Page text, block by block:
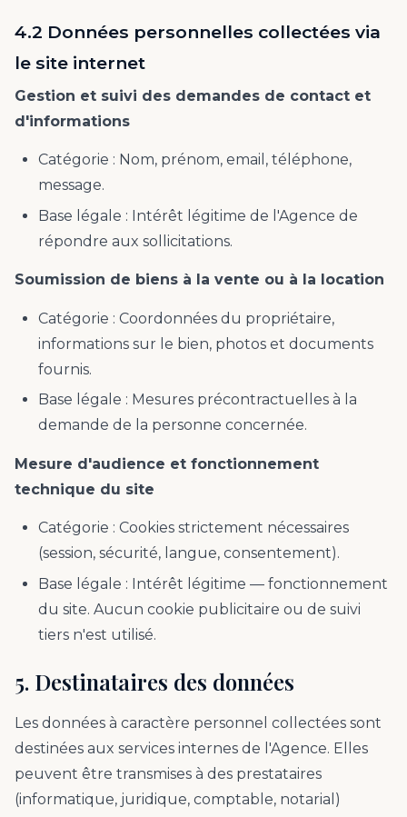
4.2 Données personnelles collectées via
le site internet
Gestion et suivi des demandes de contact et
d'informations
Catégorie : Nom, prénom, email, téléphone,
message.
Base légale : Intérêt légitime de l'Agence de
répondre aux sollicitations.
Soumission de biens à la vente ou à la location
Catégorie : Coordonnées du propriétaire,
informations sur le bien, photos et documents
fournis.
Base légale : Mesures précontractuelles à la
demande de la personne concernée.
Mesure d'audience et fonctionnement
technique du site
Catégorie : Cookies strictement nécessaires
(session, sécurité, langue, consentement).
Base légale : Intérêt légitime — fonctionnement
du site. Aucun cookie publicitaire ou de suivi
tiers n'est utilisé.
5. Destinataires des données
Les données à caractère personnel collectées sont
destinées aux services internes de l'Agence. Elles
peuvent être transmises à des prestataires
(informatique, juridique, comptable, notarial)